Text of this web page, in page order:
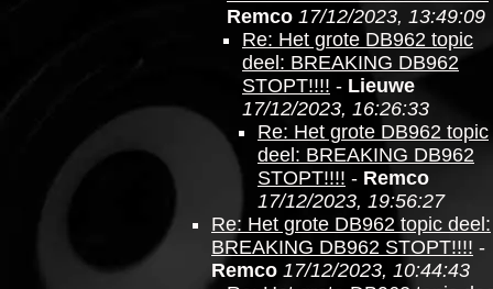
Remco 17/12/2023, 13:49:09
Re: Het grote DB962 topic
deel: BREAKING DB962
STOPT!!!! - Lieuwe
17/12/2023, 16:26:33
Re: Het grote DB962 topic
deel: BREAKING DB962
STOPT!!!! - Remco
17/12/2023, 19:56:27
Re: Het grote DB962 topic deel:
BREAKING DB962 STOPT!!!! -
Remco 17/12/2023, 10:44:43